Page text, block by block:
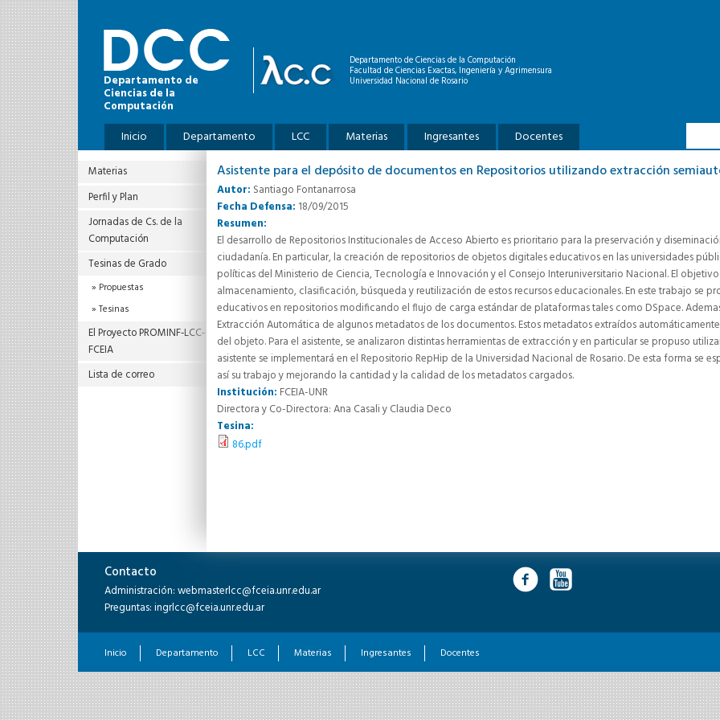
Pasar al contenido principal
Departamento de
Ciencias de la
Computación
Departamento de Ciencias de la Computación
Facultad de Ciencias Exactas, Ingeniería y Agrimensura
Universidad Nacional de Rosario
Menú principal
Inicio Departamento LCC Materias Ingresantes Docentes
Materias
Perfil y Plan
Jornadas de Cs. de la
Computación
Tesinas de Grado
Propuestas
Tesinas
El Proyecto PROMINF‐LCC‐
FCEIA
Lista de correo
Asistente para el depósito de documentos en Repositorios utilizando extracción
Autor: Santiago Fontanarrosa
Fecha Defensa: 18/09/2015
Resumen:
El desarrollo de Repositorios Institucionales de Acceso Abierto es prioritario para la preservación y
ciudadanía. En particular, la creación de repositorios de objetos digitales educativos en las universidades
políticas del Ministerio de Ciencia, Tecnología e Innovación y el Consejo Interuniversitario Nacional. El
almacenamiento, clasificación, búsqueda y reutilización de estos recursos educacionales. En este trabajo
educativos en repositorios modificando el flujo de carga estándar de plataformas tales como DSpace.
Extracción Automática de algunos metadatos de los documentos. Estos metadatos extraídos
del objeto. Para el asistente, se analizaron distintas herramientas de extracción y en particular se propuso
asistente se implementará en el Repositorio RepHip de la Universidad Nacional de Rosario. De esta forma se
así su trabajo y mejorando la cantidad y la calidad de los metadatos cargados.
Institución: FCEIA-UNR
Directora y Co-Directora: Ana Casali y Claudia Deco
Tesina:
86.pdf
Contacto
Administración: webmasterlcc@fceia.unr.edu.ar
Preguntas: ingrlcc@fceia.unr.edu.ar
Inicio Departamento LCC Materias Ingresantes Docentes